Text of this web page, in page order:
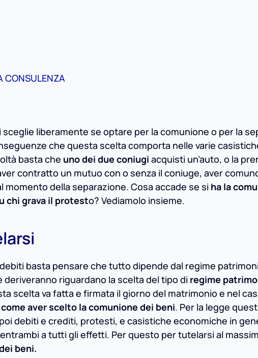
CONSULENZA
liberamente se optare per la comunione o per la
che questa scelta comporta nelle varie
basta che uno dei due coniugi acquisti un’auto, o la
contratto un mutuo con o senza il coniuge, aver
della separazione. Cosa accade se si ha la
chi grava il protesto? Vediamolo insieme.
basta pensare che tutto dipende dal regime
riguardano la scelta del tipo di regime
scelta va fatta e firmata il giorno del matrimonio e nel
aver scelto la comunione dei beni. Per la legge
debiti e crediti, protesti, e casistiche economiche in
a tutti gli effetti. Per questo per tutelarsi al
beni.